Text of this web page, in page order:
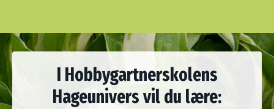
I Hobbygartnerskolens
Hageunivers vil du lære: